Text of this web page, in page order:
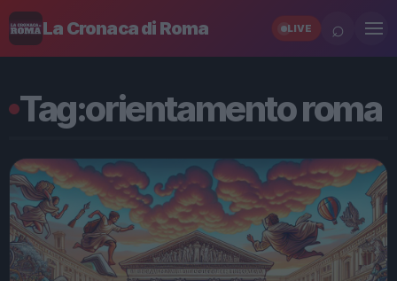
La Cronaca di Roma LIVE ⌕
Tag:orientamento roma